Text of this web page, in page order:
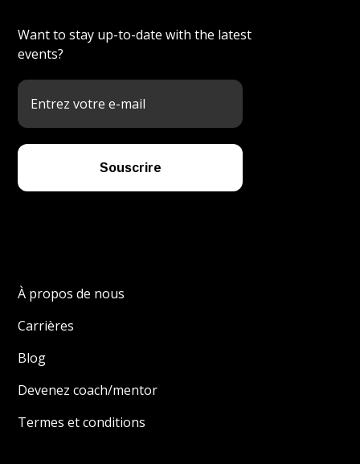
Want to stay up-to-date with the latest
events?
À propos de nous
Carrières
Blog
Devenez coach/mentor
Termes et conditions